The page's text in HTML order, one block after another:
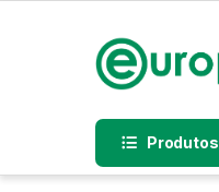
Produtos